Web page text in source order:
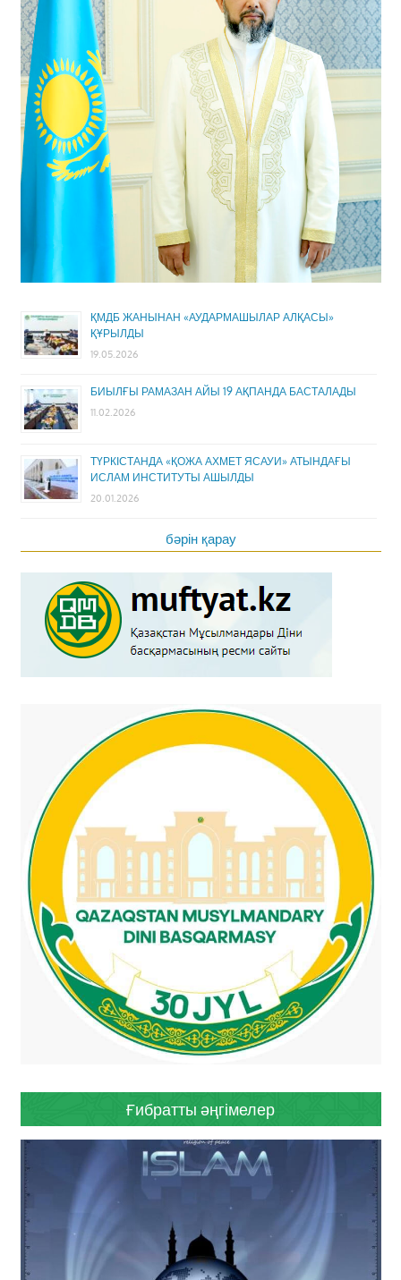
ҚМДБ ЖАНЫНАН «АУДАРМАШЫЛАР АЛҚАСЫ»
ҚҰРЫЛДЫ
19.05.2026
БИЫЛҒЫ РАМАЗАН АЙЫ 19 АҚПАНДА БАСТАЛАДЫ
11.02.2026
ТҮРКІСТАНДА «ҚОЖА АХМЕТ ЯСАУИ» АТЫНДАҒЫ
ИСЛАМ ИНСТИТУТЫ АШЫЛДЫ
20.01.2026
бәрін қарау
Ғибратты әңгімелер